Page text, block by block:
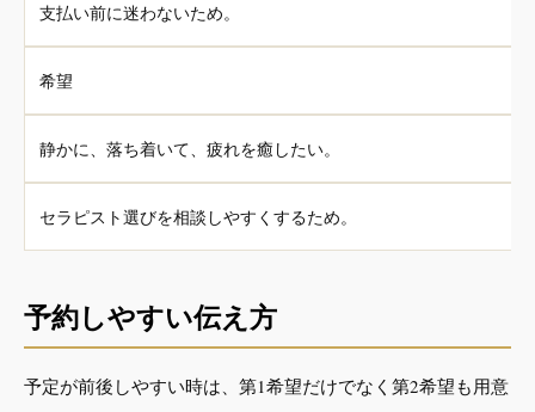
支払い前に迷わないため。
希望
静かに、落ち着いて、疲れを癒したい。
セラピスト選びを相談しやすくするため。
予約しやすい伝え方
予定が前後しやすい時は、第1希望だけでなく第2希望も用意